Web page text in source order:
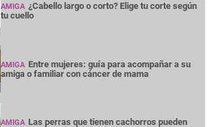
AMIGA ¿Cabello largo o corto? Elige tu corte según
tu cuello
AMIGA Entre mujeres: guía para acompañar a su
amiga o familiar con cáncer de mama
AMIGA Las perras que tienen cachorros pueden